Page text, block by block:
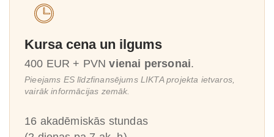
Kursa cena un ilgums
400 EUR + PVNvienai personai.
Pieejams ES līdzfinansējums LIKTA projekta ietvaros,
vairāk informācijas zemāk.
16 akadēmiskās stundas